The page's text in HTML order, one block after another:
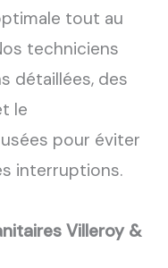
tout au
techniciens
détaillées, des
le
pour éviter
interruptions.
Villeroy &